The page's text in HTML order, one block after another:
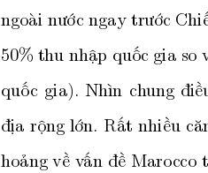
ngoài nước ngay trước
50% thu nhập quốc gia so
quốc gia). Nhìn chung
địa rộng lớn. Rất nhiều
hoảng về vấn đề Marocco